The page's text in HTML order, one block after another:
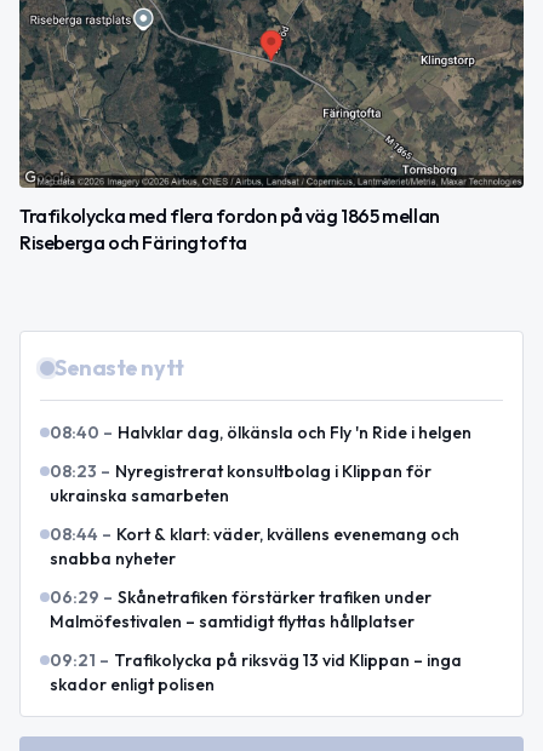
Trafikolycka med flera fordon på väg 1865 mellan
Riseberga och Färingtofta
Senaste nytt
08:40 – Halvklar dag, ölkänsla och Fly 'n Ride i helgen
08:23 – Nyregistrerat konsultbolag i Klippan för
ukrainska samarbeten
08:44 – Kort & klart: väder, kvällens evenemang och
snabba nyheter
06:29 – Skånetrafiken förstärker trafiken under
Malmöfestivalen – samtidigt flyttas hållplatser
09:21 – Trafikolycka på riksväg 13 vid Klippan – inga
skador enligt polisen